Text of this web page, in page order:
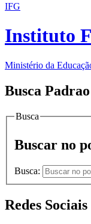
IFG
Instituto
Ministério da
Busca Padrao
Busca
Buscar no
Busca:
Redes Sociais